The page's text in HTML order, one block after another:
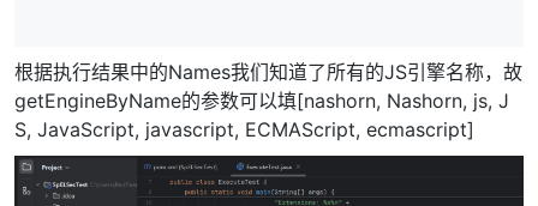
根据执行结果中的Names我们知道了所有的JS引擎名称，故
getEngineByName的参数可以填[nashorn, Nashorn, js, J
S, JavaScript, javascript, ECMAScript, ecmascript]